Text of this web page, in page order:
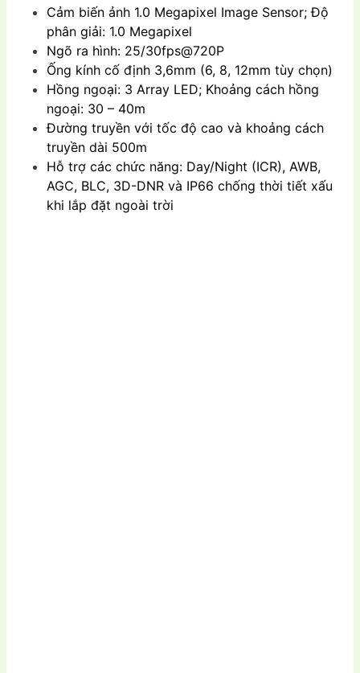
Cảm biến ảnh 1.0 Megapixel Image Sensor; Độ
phân giải: 1.0 Megapixel
Ngõ ra hình: 25/30fps@720P
Ống kính cố định 3,6mm (6, 8, 12mm tùy chọn)
Hồng ngoại: 3 Array LED; Khoảng cách hồng
ngoại: 30 – 40m
Đường truyền với tốc độ cao và khoảng cách
truyền dài 500m
Hỗ trợ các chức năng: Day/Night (ICR), AWB,
AGC, BLC, 3D-DNR và IP66 chống thời tiết xấu
khi lắp đặt ngoài trời